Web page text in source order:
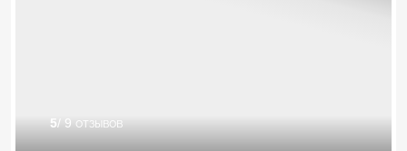
5/ 9 отзывов